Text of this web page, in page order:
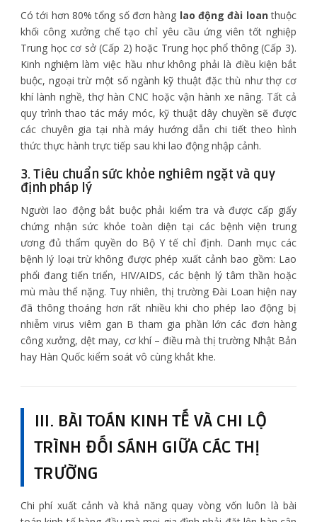
Có tới hơn 80% tổng số đơn hàng lao động đài loanthuộc
khối công xưởng chế tạo chỉ yêu cầu ứng viên tốt nghiệp
Trung học cơ sở (Cấp 2) hoặc Trung học phổ thông (Cấp 3).
Kinh nghiệm làm việc hầu như không phải là điều kiện bắt
buộc, ngoại trừ một số ngành kỹ thuật đặc thù như thợ cơ
khí lành nghề, thợ hàn CNC hoặc vận hành xe nâng. Tất cả
quy trình thao tác máy móc, kỹ thuật dây chuyền sẽ được
các chuyên gia tại nhà máy hướng dẫn chi tiết theo hình
thức thực hành trực tiếp sau khi lao động nhập cảnh.
3. Tiêu chuẩn sức khỏe nghiêm ngặt và quy
định pháp lý
Người lao động bắt buộc phải kiểm tra và được cấp giấy
chứng nhận sức khỏe toàn diện tại các bệnh viện trung
ương đủ thẩm quyền do Bộ Y tế chỉ định. Danh mục các
bệnh lý loại trừ không được phép xuất cảnh bao gồm: Lao
phổi đang tiến triển, HIV/AIDS, các bệnh lý tâm thần hoặc
mù màu thể nặng. Tuy nhiên, thị trường Đài Loan hiện nay
đã thông thoáng hơn rất nhiều khi cho phép lao động bị
nhiễm virus viêm gan B tham gia phần lớn các đơn hàng
công xưởng, dệt may, cơ khí – điều mà thị trường Nhật Bản
hay Hàn Quốc kiểm soát vô cùng khắt khe.
III. BÀI TOÁN KINH TẾ VÀ CHI LỘ
TRÌNH ĐỐI SÁNH GIỮA CÁC THỊ
TRƯỜNG
Chi phí xuất cảnh và khả năng quay vòng vốn luôn là bài